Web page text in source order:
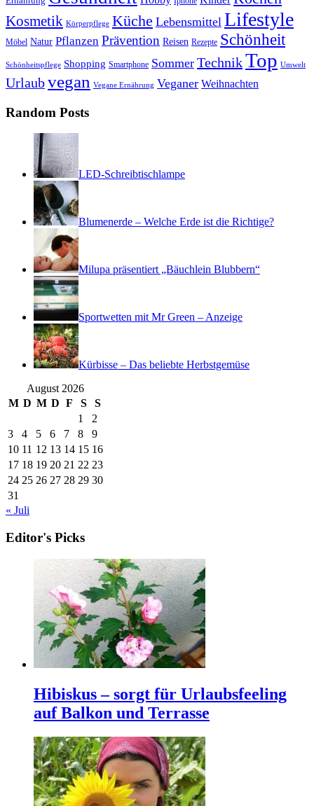
Kosmetik Körperpflege Küche Lebensmittel Lifestyle
Möbel Natur Pflanzen Prävention Reisen Rezepte Schönheit
Schönheitspflege Shopping Smartphone Sommer TechnikTop Umwelt
Urlaubvegan Vegane Ernährung Veganer Weihnachten
Random Posts
LED-Schreibtischlampe
Blumenerde – Welche Erde ist die Richtige?
Milupa präsentiert „Bäuchlein Blubbern“
Sportwetten mit Mr Green – Anzeige
Kürbisse – Das beliebte Herbstgemüse
August 2026
M D M D F S
S
1
2
3
4 5 6 7 8
9
10 11 12 13 14 15 16
17 18 19 20 21 22 23
24 25 26 27 28 29 30
31
« Juli
Editor's Picks
Hibiskus – sorgt für Urlaubsfeeling
auf Balkon und Terrasse